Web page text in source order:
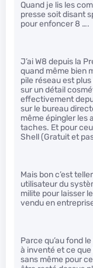
Quand je lis les
presse soit disant
pour enfoncer 8 ….
J’ai W8 depuis la
quand même bien
pile réseau est
sur un détail
effectivement
sur le bureau
même épingler les
taches. Et pour
Shell (Gratuit et
Mais bon c’est
utilisateur du
milite pour laisser
vendu en
Parce qu’au fond
à inventé et ce
sans même pour